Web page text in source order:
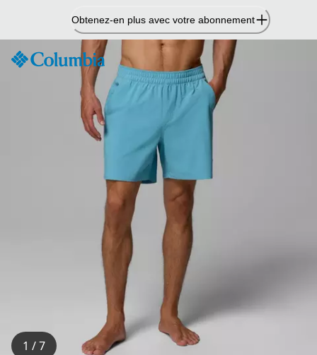
contenu
Obtenez-en plus avec votre abonnement
1 / 7